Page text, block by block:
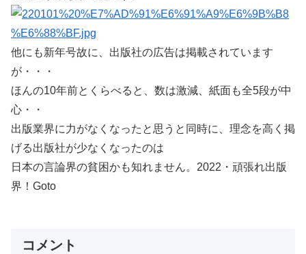
他にも新年号故に、出版社の広告は掲載されています
が・・・
ほんの10年前とくらべると、数は激減、紙面も全5段が中
心・・
出版業界に力がなくなったと思うと同時に、理念を高く掲
げる出版社が少なくなったのは
日本の言論界の貧困かも知れません。2022・頑張れ出版
界！Goto
コメント